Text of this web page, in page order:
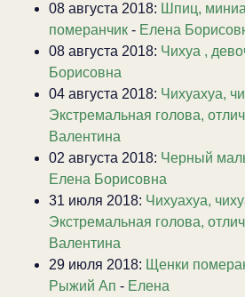
08 августа 2018: Шпиц,
померанчик - Елена
08 августа 2018: Чихуа ,
Борисовна
04 августа 2018: Чихуахуа,
Экстремальная голова,
Валентина
02 августа 2018: Черный
Елена Борисовна
31 июля 2018: Чихуахуа,
Экстремальная голова,
Валентина
29 июля 2018: Щенки
Рыжий Ап - Елена